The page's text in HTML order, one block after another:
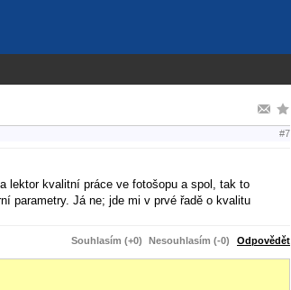
#7
lektor kvalitní práce ve fotošopu a spol, tak to
parametry. Já ne; jde mi v prvé řadě o kvalitu
Souhlasím (+0) Nesouhlasím (-0) Odpovědět